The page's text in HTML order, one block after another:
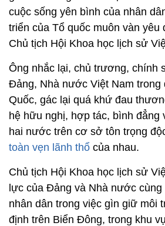
cuộc sống yên bình của nhân
triển của Tổ quốc muôn vàn yêu
Chủ tịch Hội Khoa học lịch sử
Ông nhắc lại, chủ trương, chính
Đảng, Nhà nước Việt Nam trong
Quốc, gác lại quá khứ đau
hệ hữu nghị, hợp tác, bình đẳng
hai nước trên cơ sở tôn trọng
toàn vẹn lãnh thổ của nhau.
Chủ tịch Hội Khoa học lịch sử
lực của Đảng và Nhà nước
nhân dân trong việc gìn giữ môi
định trên Biển Đông, trong khu